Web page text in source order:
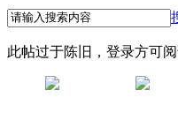
此帖过于陈旧，登录方可